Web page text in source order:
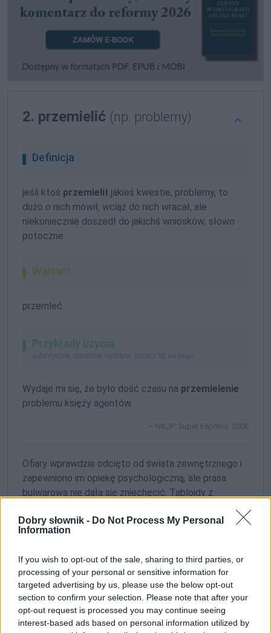
Dobry słownik - Do Not Process My Personal
Information
If you wish to opt-out of the sale, sharing to third parties, or
processing of your personal or sensitive information for
targeted advertising by us, please use the below opt-out
section to confirm your selection. Please note that after your
opt-out request is processed you may continue seeing
interest-based ads based on personal information utilized by
2. przemielić (np. problemy)
Definicja
jeśli ktoś przemielił jakieś kwestie, problemy, to
dużo o nich mówił, wciąż do nich wracał, ale
niekoniecznie doszedł do jakichś wniosków; słowo
potoczne
Wariant
przemleć
Przykłady użycia
autentyczne, starannie wybrane, zobacz też na blogu
Wydaje mi się, że było dość czasu na przemielenie
problemu księży agentów.
NKJP: Super Express, 2006
Ofiary wprawdzie odcięto od świata zewnętrznego i
zapewniono im opiekę psychologiczną, ale prasa
bulwarowa nie dała się zniechęcić. Tabloidy z
Fritzla. Szczegółowo informowano o cierpieniach
rodziny, o wyuzdanym życiu podejrzanego,
NKJP: Polityka, 2009
Sieć słów
wyrażenia powiązane z opisywanym ( wyrazy pokrewne kolokacje